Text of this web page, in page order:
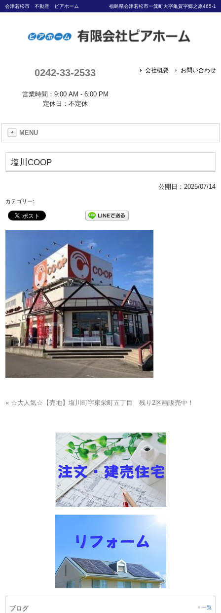
会津若松市 不動産 ピアホーム 福島県会津若松市一箕町大字亀賀字郷之原465-1
0242-33-2533
営業時間：9:00 AM - 6:00 PM
定休日：不定休
会社概要 お問い合わせ
MENU
塩川COOP
公開日： 2025/07/14
カテゴリー:
« ☆大人気☆【売地】塩川町字東栄町五丁目 残り2区画販売中！
ブログ 一覧